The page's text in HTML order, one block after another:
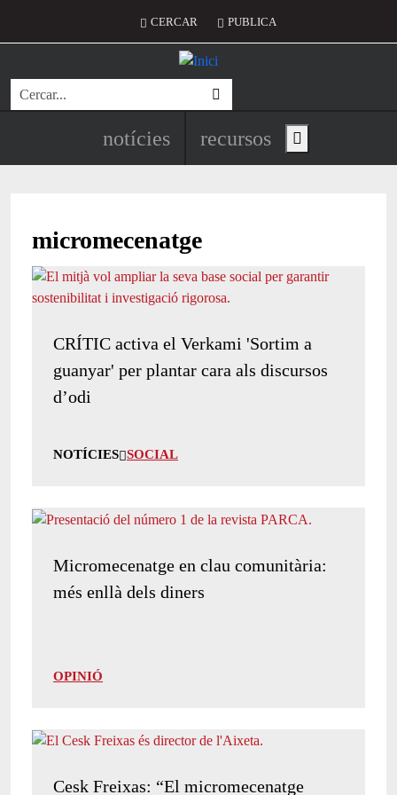
Menú del compte d'usuari
CERCAR PUBLICA
Cerca
Navegació principal de
notícies recursos Show main menu
micromecenatge
CRÍTIC activa el Verkami 'Sortim a
guanyar' per plantar cara als discursos
d’odi
NOTÍCIES SOCIAL
Micromecenatge en clau comunitària:
més enllà dels diners
OPINIÓ
Cesk Freixas: “El micromecenatge